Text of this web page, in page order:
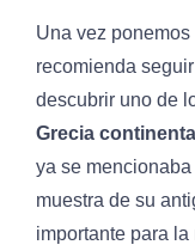
Una vez
recomienda
descubrir uno de
Grecia continental
ya se
muestra de su
importante para